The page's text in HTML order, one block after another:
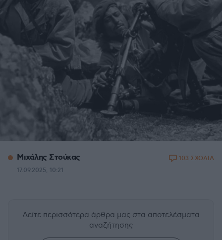
Μιχάλης Στούκας
17.09.2025, 10:21
103 ΣΧΟΛΙΑ
Δείτε περισσότερα άρθρα μας στα αποτελέσματα
αναζήτησης